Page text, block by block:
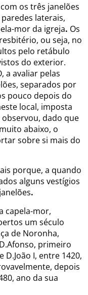
os três janelões
laterais,
mor da igreja. Os
ou seja, no
pelo retábulo
do exterior.
a avaliar pelas
separados por
pouco depois do
local, imposta
observou, dado que
abaixo, o
sobre si mais do
porque, a quando
alguns vestígios
.
capela-mor,
um século
de Noronha,
primeiro
I, entre 1420,
depois
ano da sua